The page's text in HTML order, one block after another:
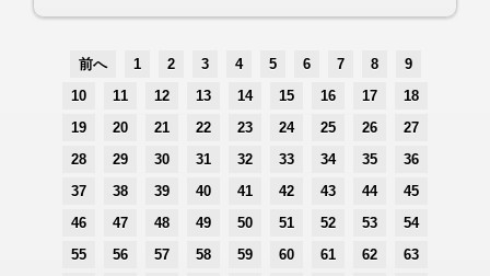
前へ 1 2 3 4 5 6 7 8
9
10
11 12 13 14 15 16 17
18
19
20 21 22 23 24 25 26
27
28
29 30 31 32 33 34 35
36
37
38 39 40 41 42 43 44
45
46
47 48 49 50 51 52 53
54
55
56 57 58 59 60 61 62
63